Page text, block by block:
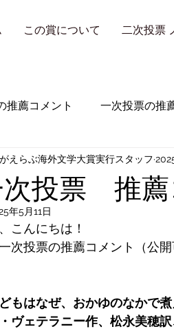
この賞について 二次投票
推薦コメント 一次投票の推
ント（第1回）
次投票 推
えらぶ海外文学大賞実行スタッフ
年5月11日
こんにちは！
次投票の推薦コメント（公
どもはなぜ、おかゆのなかで煮
ヴェテラニー作、松永美穂